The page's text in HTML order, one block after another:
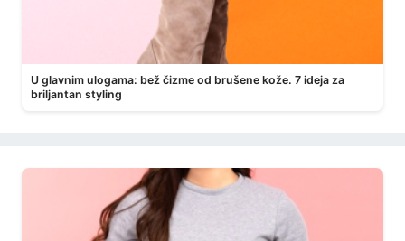
U glavnim ulogama: bež čizme od brušene kože. 7 ideja za
briljantan styling